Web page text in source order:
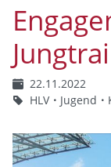
22.11.2022
HLV
Jugend